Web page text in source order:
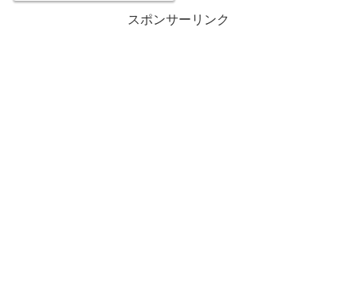
スポンサーリンク